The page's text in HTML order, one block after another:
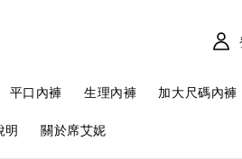
平口內褲 生理內褲 加大尺碼內褲
明 關於席艾妮